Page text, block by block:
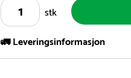
stk
🚛 Leveringsinformasjon